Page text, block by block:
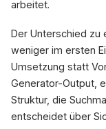
arbeitet.
Der Unterschied zu
weniger im ersten
Umsetzung statt
Generator-Output,
Struktur, die
entscheidet über